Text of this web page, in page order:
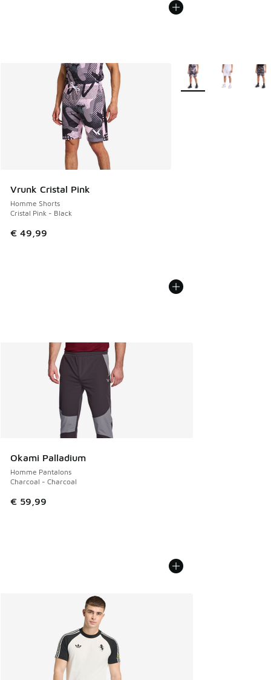
Vrunk Cristal Pink
Homme Shorts
Cristal Pink - Black
€ 49,99
Plus de couleurs
Okami Palladium
Homme Pantalons
Charcoal - Charcoal
€ 59,99